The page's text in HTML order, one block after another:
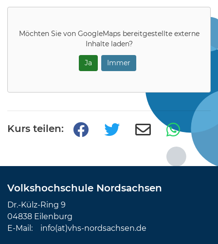
Möchten Sie von GoogleMapsbereitgestellte externe
Inhalte laden?
Ja Immer
Kurs teilen:
Volkshochschule Nordsachsen
Dr.-Külz-Ring 9
04838 Eilenburg
E-Mail: info(at)vhs-nordsachsen.de